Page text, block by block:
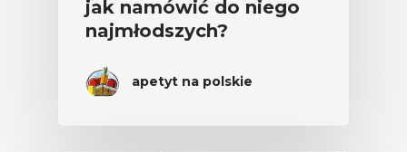
jak namówić do niego
najmłodszych?
apetyt na polskie